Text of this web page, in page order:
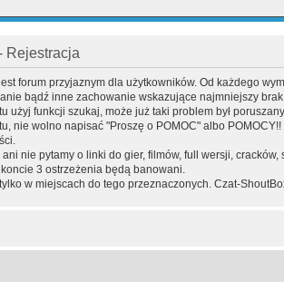
Rejestracja
forum przyjaznym dla użytkowników. Od każdego
bądź inne zachowanie wskazujące najmniejszy brak
użyj funkcji szukaj, może już taki problem był
nie wolno napisać "Proszę o POMOC" albo
nie pytamy o linki do gier, filmów, full wersji,
3 ostrzeżenia będą banowani.
w miejscach do tego przeznaczonych. Czat-